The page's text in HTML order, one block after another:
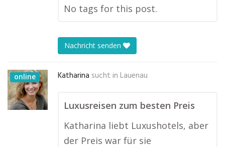
No tags for this post.
Nachricht senden
online Katharina sucht in Lauenau
Luxusreisen zum besten Preis
Katharina liebt Luxushotels, aber
der Preis war für sie